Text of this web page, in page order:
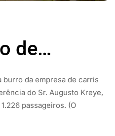
de…
da empresa de carris
do Sr. Augusto Kreye,
passageiros. (O